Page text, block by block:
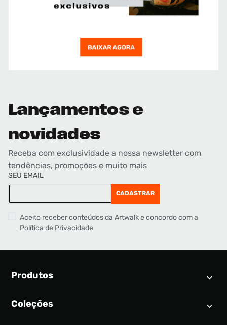
Lançamentos e
novidades
Receba com exclusividade a nossa newsletter com
tendências, promoções e muito mais
SEU EMAIL
CADASTRAR
Aceito receber conteúdos da Artwalk e concordo com a
Política de Privacidade
Produtos
Calendário SNEAKER
Coleções